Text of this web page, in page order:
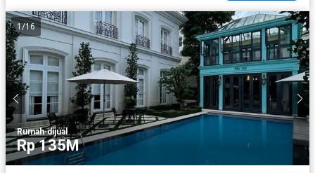
1/16
Rumah·dijual
Rp 135M